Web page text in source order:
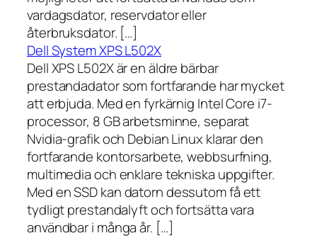
vardagsdator, reservdator eller
återbruksdator. […]
Dell System XPS L502X
Dell XPS L502X är en äldre bärbar
prestandadator som fortfarande har mycket
att erbjuda. Med en fyrkärnig Intel Core i7-
processor, 8 GB arbetsminne, separat
Nvidia-grafik och Debian Linux klarar den
fortfarande kontorsarbete, webbsurfning,
multimedia och enklare tekniska uppgifter.
Med en SSD kan datorn dessutom få ett
tydligt prestandalyft och fortsätta vara
användbar i många år. […]